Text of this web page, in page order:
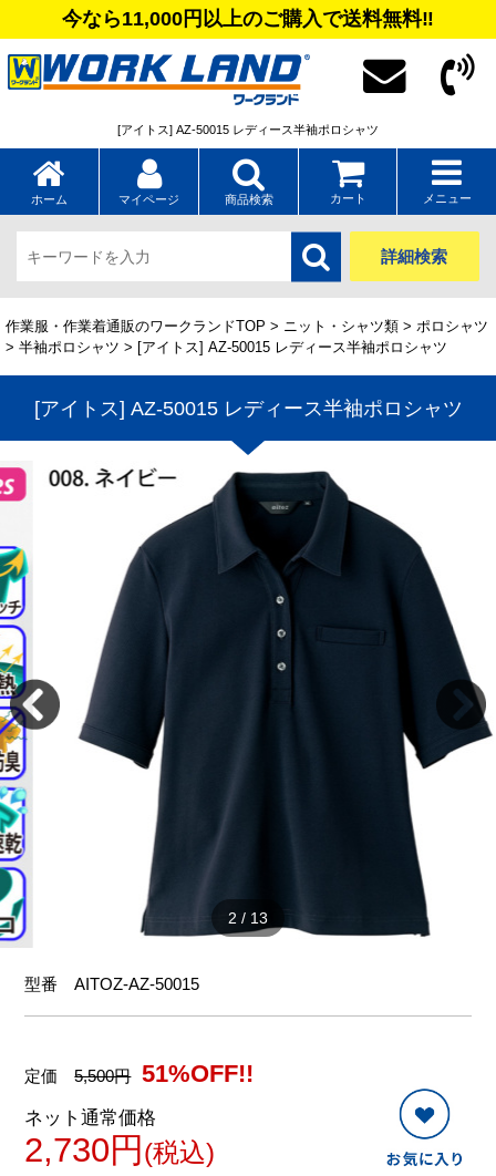
今なら11,000円以上のご購入で送料無料‼
[アイトス] AZ-50015 レディース半袖ポロシャツ
ホーム マイページ 商品検索 カート メニュー
詳細検索
作業服・作業着通販のワークランドTOP > ニット・シャツ類 > ポロシャツ
> 半袖ポロシャツ > [アイトス] AZ-50015 レディース半袖ポロシャツ
[アイトス] AZ-50015 レディース半袖ポロシャツ
2 / 13
型番AITOZ-AZ-50015
定価5,500円 51%OFF!!
ネット通常価格
2,730円 (税込)